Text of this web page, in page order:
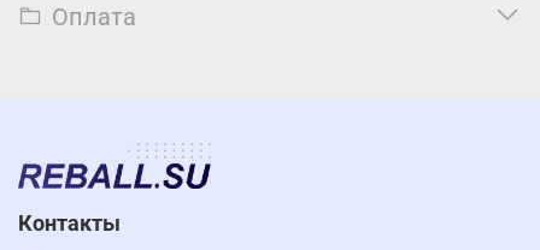
Оплата
Контакты